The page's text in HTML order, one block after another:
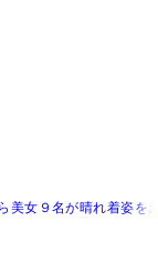
美女９名が晴れ着姿を